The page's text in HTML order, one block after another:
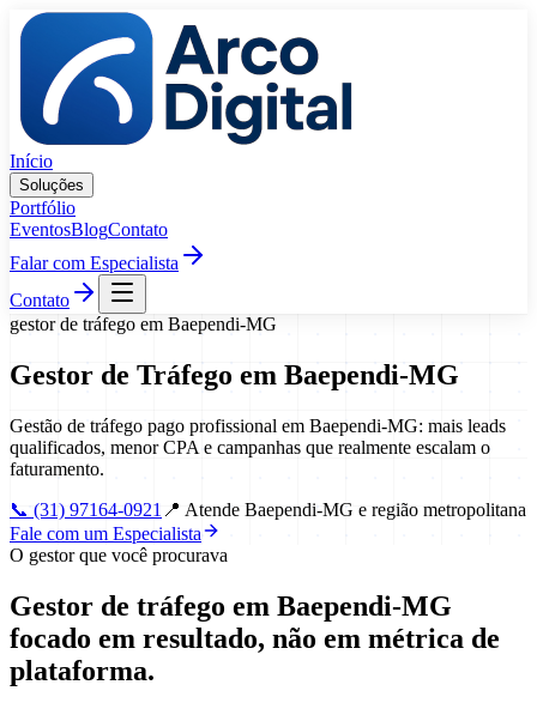
Pular para o conteúdo
Início
Soluções
Portfólio
EventosBlogContato
Falar com Especialista
Contato
gestor de tráfego em Baependi-MG
Gestor de Tráfego em Baependi-MG
Gestão de tráfego pago profissional em Baependi-MG: mais leads
qualificados, menor CPA e campanhas que realmente escalam o
faturamento.
📞 (31) 97164-0921 📍 Atende Baependi-MG e região metropolitana
Fale com um Especialista
O gestor que você procurava
Gestor de tráfego em Baependi-MG
focado em resultado, não em métrica de
plataforma.